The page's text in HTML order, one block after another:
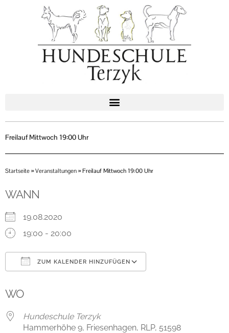
Freilauf Mittwoch 19:00 Uhr
Startseite »Veranstaltungen »Freilauf Mittwoch 19:00 Uhr
WANN
19.08.2020
19:00 - 20:00
ZUM KALENDER HINZUFÜGEN
WO
Hundeschule Terzyk
Hammerhöhe 9, Friesenhagen, RLP, 51598